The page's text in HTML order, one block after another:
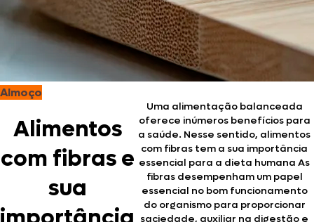
Almoço
Alimentos
com fibras e
sua
Uma alimentação balanceada
oferece inúmeros benefícios para
a saúde. Nesse sentido, alimentos
com fibras tem a sua importância
essencial para a dieta humana As
fibras desempenham um papel
essencial no bom funcionamento
do organismo para proporcionar
saciedade, auxiliar na digestão e